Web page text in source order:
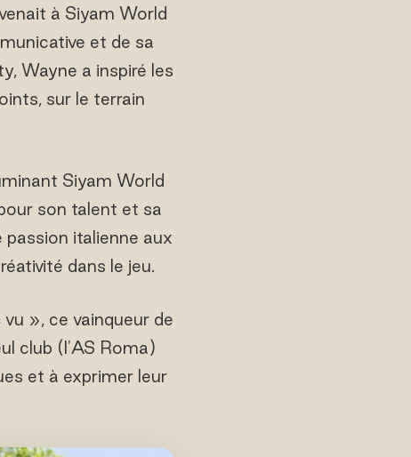
à Siyam World
et de sa
Wayne a inspiré les
sur le terrain
Siyam World
son talent et sa
italienne aux
dans le jeu.
», ce vainqueur de
club (l'AS Roma)
et à exprimer leur